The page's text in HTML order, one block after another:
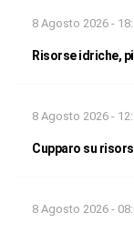
8 Agosto 2026 -
Risorse idriche,
8 Agosto 2026 -
Cupparo su
8 Agosto 2026 -